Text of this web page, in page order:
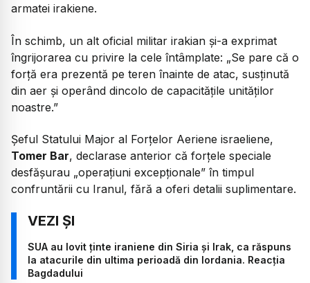
armatei irakiene.
În schimb, un alt oficial militar irakian și-a exprimat
îngrijorarea cu privire la cele întâmplate: „Se pare că o
forță era prezentă pe teren înainte de atac, susținută
din aer și operând dincolo de capacitățile unităților
noastre.”
Șeful Statului Major al Forțelor Aeriene israeliene,
Tomer Bar, declarase anterior că forțele speciale
desfășurau „operațiuni excepționale” în timpul
confruntării cu Iranul, fără a oferi detalii suplimentare.
SUA au lovit ținte iraniene din Siria și Irak, ca răspuns
la atacurile din ultima perioadă din Iordania. Reacția
Bagdadului